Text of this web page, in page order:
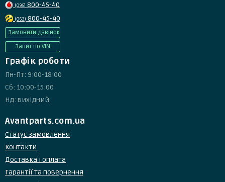
(095) 800-45-40
(063) 800-45-40
Замовити дзвінок
Запит по VIN
Графік роботи
Пн-Пт: 9:00-18:00
Сб: 10:00-15:00
Нд: вихідний
Avantparts.com.ua
Статус замовлення
Контакти
Доставка і оплата
Гарантії та повернення